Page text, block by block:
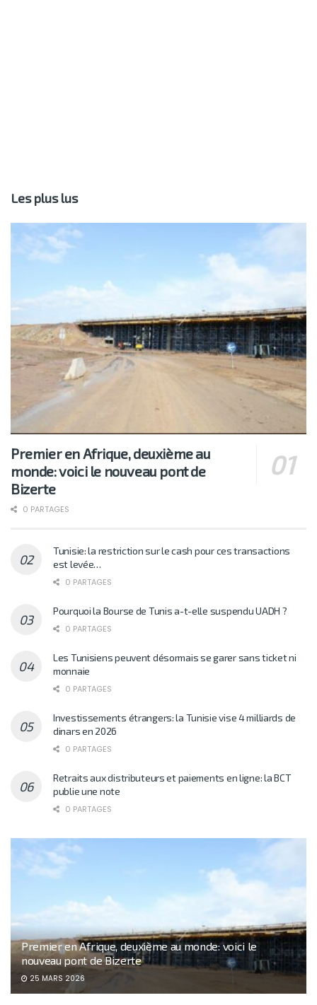
Les plus lus
Premier en Afrique, deuxième au
monde: voici le nouveau pont de
Bizerte
0 PARTAGES
Tunisie: la restriction sur le cash pour ces transactions
est levée…
0 PARTAGES
Pourquoi la Bourse de Tunis a-t-elle suspendu UADH ?
0 PARTAGES
Les Tunisiens peuvent désormais se garer sans ticket ni
monnaie
0 PARTAGES
Investissements étrangers: la Tunisie vise 4 milliards de
dinars en 2026
0 PARTAGES
Retraits aux distributeurs et paiements en ligne: la BCT
publie une note
0 PARTAGES
Premier en Afrique, deuxième au monde: voici le
nouveau pont de Bizerte
25 MARS 2026